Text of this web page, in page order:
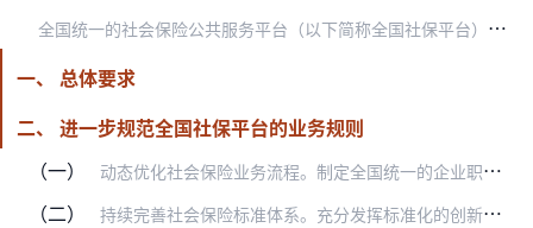
全
国统一的社会保险公共服务平台（以下简称全国社保平台），由国家社会保险公共服务平台和地方社会保险公共服务平台组成，包括实体窗口和信息平台，是提供养老保险、失业保…
一、 总体要求
二、 进一步规范全国社保平台的业务规则
（一）
动态优化社会保险业务流程。制定全国统一的企业职工基本养老保险经办规程，明确各环节业务规则，规范申请材料、办结时限、受理审核、结果反馈等要素。制定并动态完善“全国…
（二） 持续完善社会保险标准体系。充分发挥标准化的创新引领作用，不断推动社会保险标准科学化、实用化，丰富完善国家标准，科学调整行业标准，着力细化地方标准。制定社会保险公…